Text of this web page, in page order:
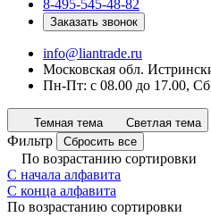
8-495-545-48-82
Заказать звонок
info@liantrade.ru
Московская обл.
Пн-Пт: c 08.00 до 17.00,
Темная тема Светлая тема
Фильтр Сбросить все
По возрастанию сортировки
С начала алфавита
С конца алфавита
По возрастанию сортировки